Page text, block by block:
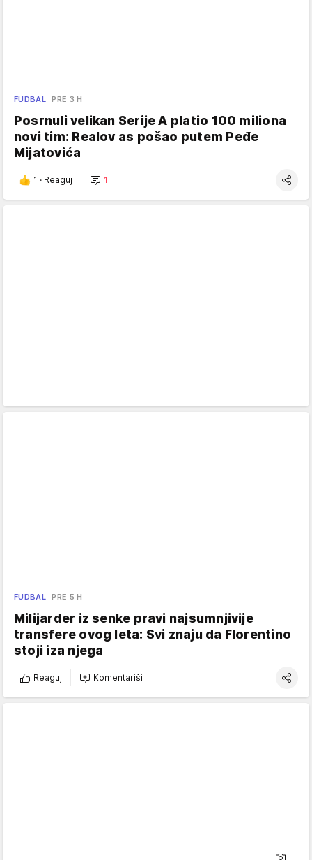
FUDBAL PRE 3 H
Posrnuli velikan Serije A platio 100 miliona
novi tim: Realov as pošao putem Peđe
Mijatovića
1 · Reaguj 1
FUDBAL PRE 5 H
Milijarder iz senke pravi najsumnjivije
transfere ovog leta: Svi znaju da Florentino
stoji iza njega
Reaguj Komentariši